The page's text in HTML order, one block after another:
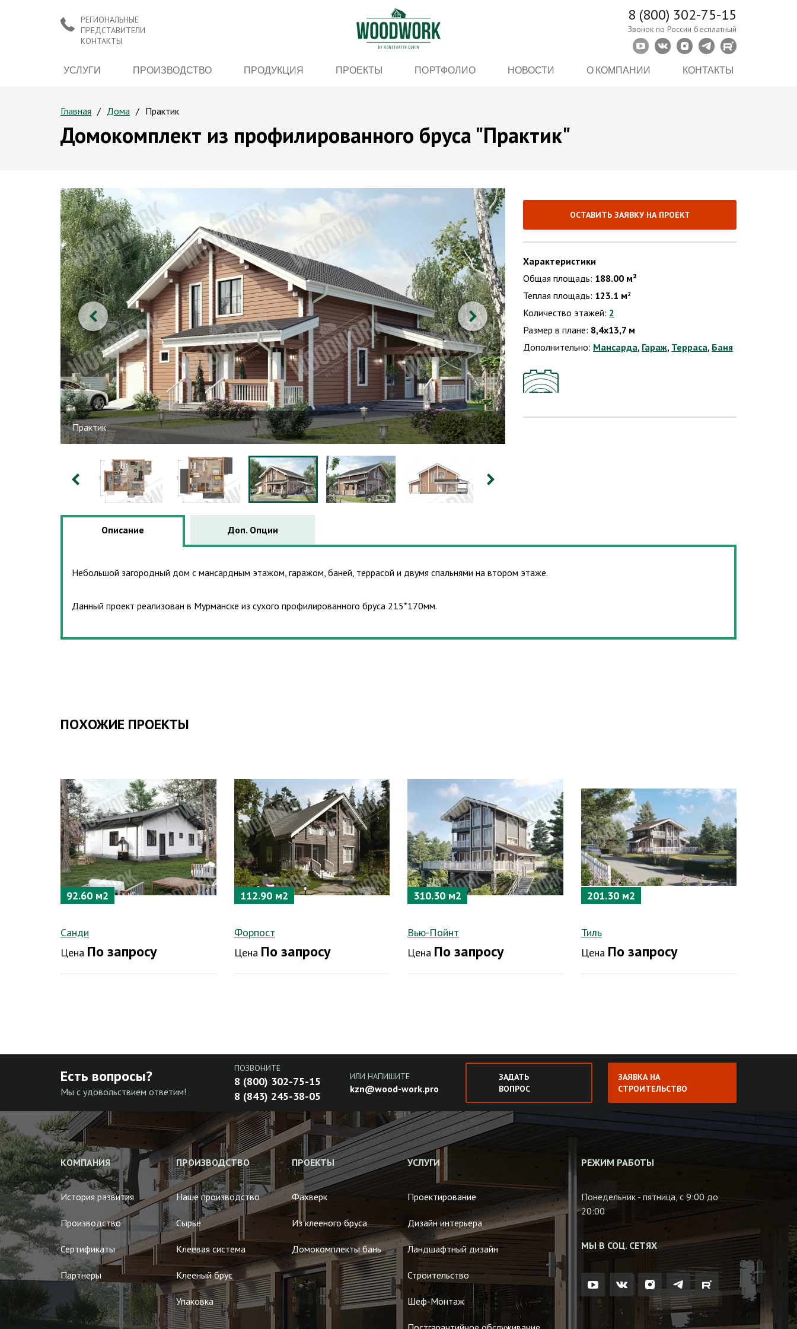
РЕГИОНАЛЬНЫЕ
ПРЕДСТАВИТЕЛИ
КОНТАКТЫ
8 (800) 302-75-15
Звонок по России бесплатный
УСЛУГИ ПРОИЗВОДСТВО ПРОДУКЦИЯ ПРОЕКТЫ ПОРТФОЛИО НОВОСТИ О КОМПАНИИ КОНТАКТЫ
Главная Дома Практик
Домокомплект из профилированного бруса "Практик"
Практик
ОСТАВИТЬ ЗАЯВКУ НА ПРОЕКТ
Характеристики
Общая площадь: 188.00 м²
Теплая площадь: 123.1 м2
Количество этажей: 2
Размер в плане: 8,4x13,7 м
Дополнительно: Мансарда, Гараж, Терраса, Баня
Описание Доп. Опции
Небольшой загородный дом с мансардным этажом, гаражом, баней, террасой и двумя спальнями на втором этаже.
Данный проект реализован в Мурманске из сухого профилированного бруса 215*170мм.
ПОХОЖИЕ ПРОЕКТЫ
92.60 м2
Санди
Цена По запросу
112.90 м2
Форпост
Цена По запросу
310.30 м2
Вью-Пойнт
Цена По запросу
201.30 м2
Тиль
Цена По запросу
Есть вопросы?
Мы с удовольствием ответим!
ПОЗВОНИТЕ
8 (800) 302-75-15
8 (843) 245-38-05
ИЛИ НАПИШИТЕ
kzn@wood-work.pro
ЗАДАТЬ
ВОПРОС
ЗАЯВКА НА
СТРОИТЕЛЬСТВО
КОМПАНИЯ
История развития
Производство
Сертификаты
Партнеры
ПРОИЗВОДСТВО
Наше производство
Сырье
Клеевая система
Клееный брус
Упаковка
ПРОЕКТЫ
Фахверк
Из клееного бруса
Домокомплекты бань
УСЛУГИ
Проектирование
Дизайн интерьера
Ландшафтный дизайн
Строительство
Шеф-Монтаж
РЕЖИМ РАБОТЫ
Понедельник - пятница, с 9:00 до
20:00
МЫ В СОЦ. СЕТЯХ